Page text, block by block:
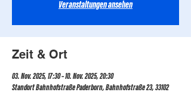
Veranstaltungen ansehen
Zeit & Ort
03. Nov. 2025, 17:30 – 10. Nov. 2025, 20:30
Standort Bahnhofstraße Paderborn, Bahnhofstraße 23, 33102